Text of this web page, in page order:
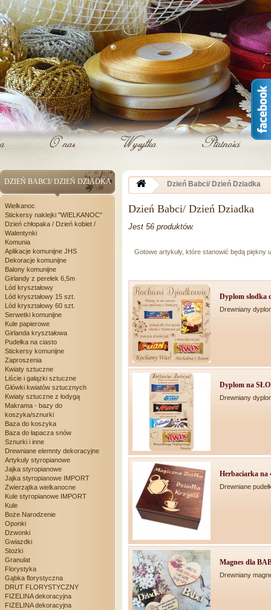
DZIEŃ BABCI/ DZIEŃ DZIADKA
Wielkanoc
Stickersy naklejki "WIELKANOC"
Dzień chłopaka / Dzień kobiet /
Walentynki
Komunia
Aplikacje komunijne JHS
Dekoracje komunijne
Balony komunijne
Girlandy z perełek 6,5m
Lód kryształowy
Lód kryształowy 15 szt.
Lód kryształowy 60 szt.
Serwetki komunijne
Kule papierowe
Girlanda kryształowa
Pudełka na ciasto
Stickersy komunijne
Zaproszenia
Kwiaty sztuczne
Liście i gałązki sztuczne
Główki kwiatów sztucznych
Kwiaty sztuczne z łodygą
Makrama - bazy do
koszyka/sznurki
Baza do koszyka
Baza do łapacza snów
Sznurki i inne
Drewniane elemnty dekoracyjne
Artykuly styropianowe
Jajka styropianowe
Jajka styropianowe IMPORT
Zwierzątka wielkanocne
Kule styropianowe IMPORT
Kule
Boże Narodzenie
Oponki
Dzwonki
Gwiazdki
Stożki
Granulat
Florystyka
Gąbka florystyczna
DRUT FLORYSTYCZNY
FIZELINA dekoracyjna
FIZELINA dekoracyjna
Dzień Babci/ Dzień Dziadka
Dzień Babci/ Dzień Dziadka
Jest 56 produktów.
Gotowe artykuły, które stanowić będą
Dyplom słodka
Drewniany
Dyplom na
Drewniany
Herbaciarka na
Drewniane
Magnes dla
Drewniany